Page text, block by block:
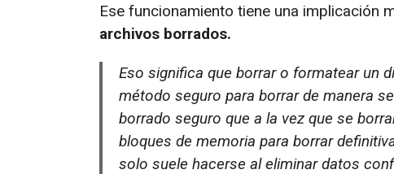
Ese funcionamiento tiene una implicación
archivos borrados.
Eso significa que borrar o formatear un
método seguro para borrar de manera
borrado seguro que a la vez que se
bloques de memoria para borrar
solo suele hacerse al eliminar datos